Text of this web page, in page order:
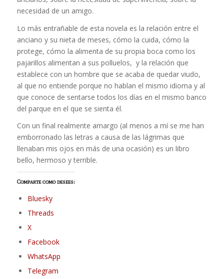
necesidad de un amigo.
Lo más entrañable de esta novela es la relación entre el
anciano y su nieta de meses, cómo la cuida, cómo la
protege, cómo la alimenta de su propia boca como los
pajarillos alimentan a sus polluelos, y la relación que
establece con un hombre que se acaba de quedar viudo,
al que no entiende porque no hablan el mismo idioma y al
que conoce de sentarse todos los días en el mismo banco
del parque en el que se sienta él.
Con un final realmente amargo (al menos a mí se me han
emborronado las letras a causa de las lágrimas que
llenaban mis ojos en más de una ocasión) es un libro
bello, hermoso y terrible.
Comparte como desees:
Bluesky
Threads
X
Facebook
WhatsApp
Telegram